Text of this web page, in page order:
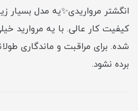
انگشتر مرواریدی✨یه مدل بسیار
کیفیت کار عالی. با یه مروارید
شده. برای مراقبت و ماندگاری
برده نشود.